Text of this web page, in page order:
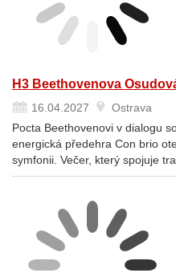
H3 Beethovenova
16.04.2027
Ostrava
Pocta Beethovenovi v dialogu
energická předehra Con brio
symfonii. Večer, který spojuje